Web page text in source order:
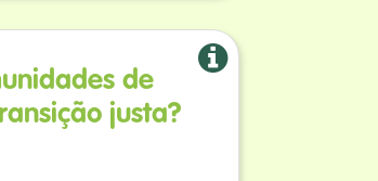
de
justa?